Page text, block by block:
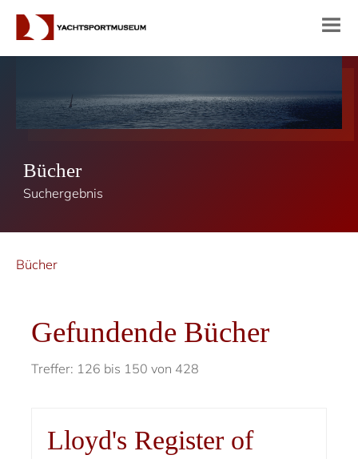
Bücher
Suchergebnis
Bücher
Gefundende Bücher
Treffer: 126 bis 150 von 428
Lloyd's Register of